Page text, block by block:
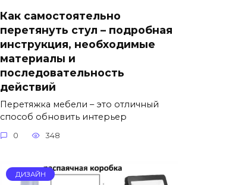
Как самостоятельно
перетянуть стул – подробная
инструкция, необходимые
материалы и
последовательность
действий
Перетяжка мебели – это отличный
способ обновить интерьер
0 348
ДИЗАЙН